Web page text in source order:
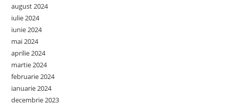
august 2024
iulie 2024
iunie 2024
mai 2024
aprilie 2024
martie 2024
februarie 2024
ianuarie 2024
decembrie 2023